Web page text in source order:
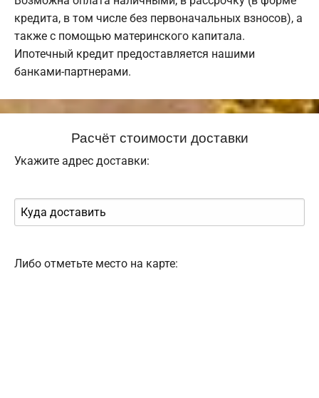
кредита, в том числе без первоначальных взносов), а
также с помощью материнского капитала.
Ипотечный кредит предоставляется нашими
банками-партнерами.
Расчёт стоимости доставки
Укажите адрес доставки:
Либо отметьте место на карте: